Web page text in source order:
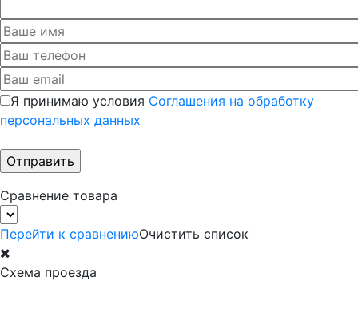
Я принимаю условия Соглашения на обработку
персональных данных
Сравнение товара
Перейти к сравнениюОчистить список
Схема проезда